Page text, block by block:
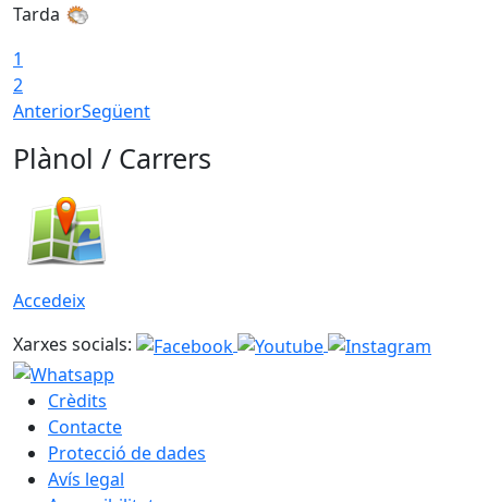
Tarda
1
2
AnteriorSegüent
Plànol / Carrers
Accedeix
Xarxes socials:
Crèdits
Contacte
Protecció de dades
Avís legal